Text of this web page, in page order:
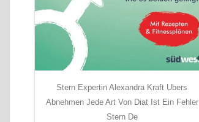
Stern Expertin Alexandra Kraft Ubers
Abnehmen Jede Art Von Diat Ist Ein Fehler
Stern De